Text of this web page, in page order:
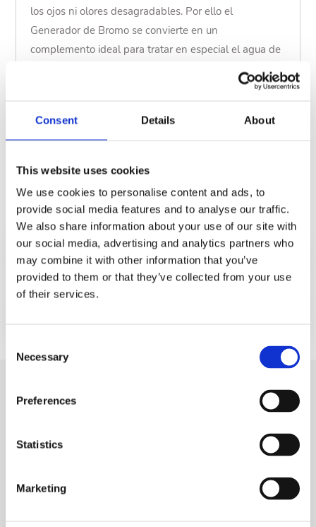
Consent Details About
This website uses cookies
We use cookies to personalise content and ads, to
provide social media features and to analyse our traffic.
We also share information about your use of our site with
our social media, advertising and analytics partners who
may combine it with other information that you’ve
provided to them or that they’ve collected from your use
of their services.
Selection
Necessary
Preferences
Statistics
Marketing
los ojos ni olores desagradables. Por ello el
Generador de Bromo se convierte en un
complemento ideal para tratar en especial el agua de
las piscinas cubiertas, con sistemas de desinfección
CÓDIGO Descripción
23117 5 Kg
Mostrar menos
Modo de empleo